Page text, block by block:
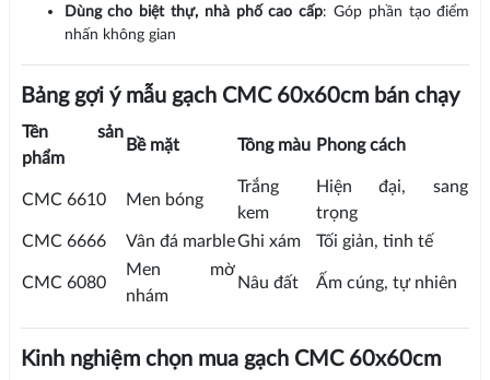
Dùng cho biệt thự, nhà phố cao cấp: Góp phần tạo điểm
nhấn không gian
Bảng gợi ý mẫu gạch CMC 60x60cm bán chạy
Tên sản
phẩm
Bề mặt Tông màu Phong cách
CMC 6610 Men bóng
Trắng
kem
Hiện đại, sang
trọng
CMC 6666
Vân đá marbleGhi xám Tối giản, tinh tế
CMC 6080
Men mờ
nhám
Nâu đất Ấm cúng, tự nhiên
Kinh nghiệm chọn mua gạch CMC 60x60cm